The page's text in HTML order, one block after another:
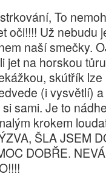
To
oči!!!! Už nebudu
naší smečky.
jet na horskou
skútřík
(i vysvětlí)
sami. Je to
krokem
ŠLA JSEM
DOBŘE.